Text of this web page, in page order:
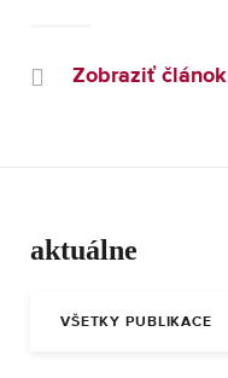
Zobraziť článok
aktuálne
VŠETKY PUBLIKACE